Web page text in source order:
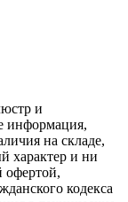
и
информация,
на складе,
характер и ни
офертой,
кодекса